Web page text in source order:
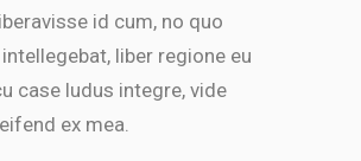
id cum, no quo
liber regione eu
case ludus integre, vide
ex mea.